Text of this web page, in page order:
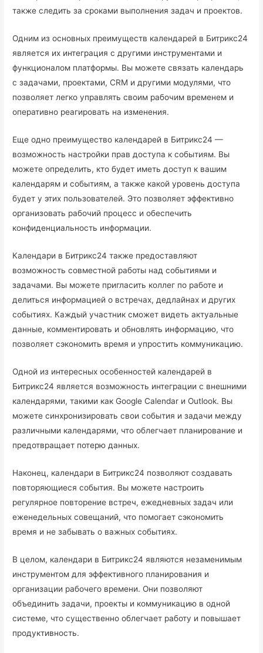
также следить за сроками выполнения задач и проектов.
Одним из основных преимуществ календарей в Битрикс24
является их интеграция с другими инструментами и
функционалом платформы. Вы можете связать календарь
с задачами, проектами, CRM и другими модулями, что
позволяет легко управлять своим рабочим временем и
оперативно реагировать на изменения.
Еще одно преимущество календарей в Битрикс24 —
возможность настройки прав доступа к событиям. Вы
можете определить, кто будет иметь доступ к вашим
календарям и событиям, а также какой уровень доступа
будет у этих пользователей. Это позволяет эффективно
организовать рабочий процесс и обеспечить
конфиденциальность информации.
Календари в Битрикс24 также предоставляют
возможность совместной работы над событиями и
задачами. Вы можете пригласить коллег по работе и
делиться информацией о встречах, дедлайнах и других
событиях. Каждый участник сможет видеть актуальные
данные, комментировать и обновлять информацию, что
позволяет сэкономить время и упростить коммуникацию.
Одной из интересных особенностей календарей в
Битрикс24 является возможность интеграции с внешними
календарями, такими как Google Calendar и Outlook. Вы
можете синхронизировать свои события и задачи между
различными календарями, что облегчает планирование и
предотвращает потерю данных.
Наконец, календари в Битрикс24 позволяют создавать
повторяющиеся события. Вы можете настроить
регулярное повторение встреч, ежедневных задач или
еженедельных совещаний, что помогает сэкономить
время и не забывать о важных событиях.
В целом, календари в Битрикс24 являются незаменимым
инструментом для эффективного планирования и
организации рабочего времени. Они позволяют
объединить задачи, проекты и коммуникацию в одной
системе, что существенно облегчает работу и повышает
продуктивность.